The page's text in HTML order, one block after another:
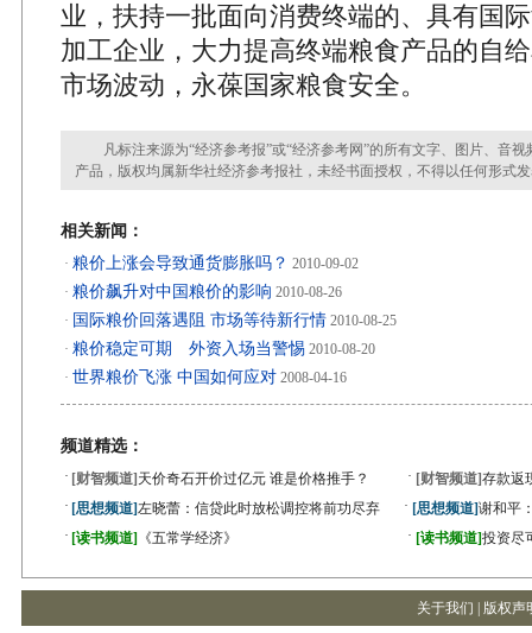
业，扶持一批面向消费终端的、具有国
加工企业，大力提高终端粮食产品的自
市场波动，永葆国家粮食安全。
凡标注来源为“经济参考报”或“经济参考网”的所有文字、图片、音视
产品，版权均属新华社经济参考报社，未经书面授权，不得以任何形式
相关新闻：
· 粮价上涨会导致通货膨胀吗？ 2010-09-02
· 粮价飙升对中国粮价的影响 2010-08-26
· 国际粮价回落遇阻 市场等待新行情 2010-08-25
· 粮价稳定可期 外资入场当警惕 2010-08-20
· 世界粮价飞涨 中国如何应对 2008-04-16
频道精选：
· [财智频道] 天价奇石开价过亿元 谁是价格推手？ · [财智频道]存款返
· [思想频道]左晓蕾：信贷此时放松调控将前功尽弃 · [思想频道]谢和平
· [读书频道] 《五常学经济》 · [读书频道]投资尽